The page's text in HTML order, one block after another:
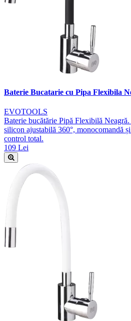
Baterie Bucatarie cu Pipa Flexibila
EVOTOOLS
Baterie bucătărie Pipă Flexibilă
silicon ajustabilă 360°, monocomandă
control total.
109 Lei